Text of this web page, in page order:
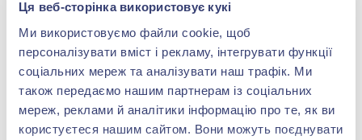
Ця веб-сторінка використовує кукі
Ми використовуємо файли cookie, щоб
персоналізувати вміст і рекламу, інтегрувати функції
соціальних мереж та аналізувати наш трафік. Ми
також передаємо нашим партнерам із соціальних
мереж, реклами й аналітики інформацію про те, як ви
користуєтеся нашим сайтом. Вони можуть поєднувати